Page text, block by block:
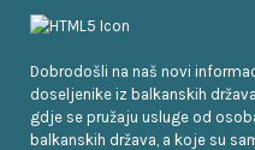
Dobrodošli na naš novi
doseljenike iz balkanskih
gdje se pružaju usluge od
balkanskih država, a koje su